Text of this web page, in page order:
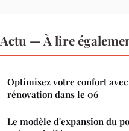
Actu — À lire
Optimisez votre confort
rénovation dans le 06
Le modèle d'expansion du